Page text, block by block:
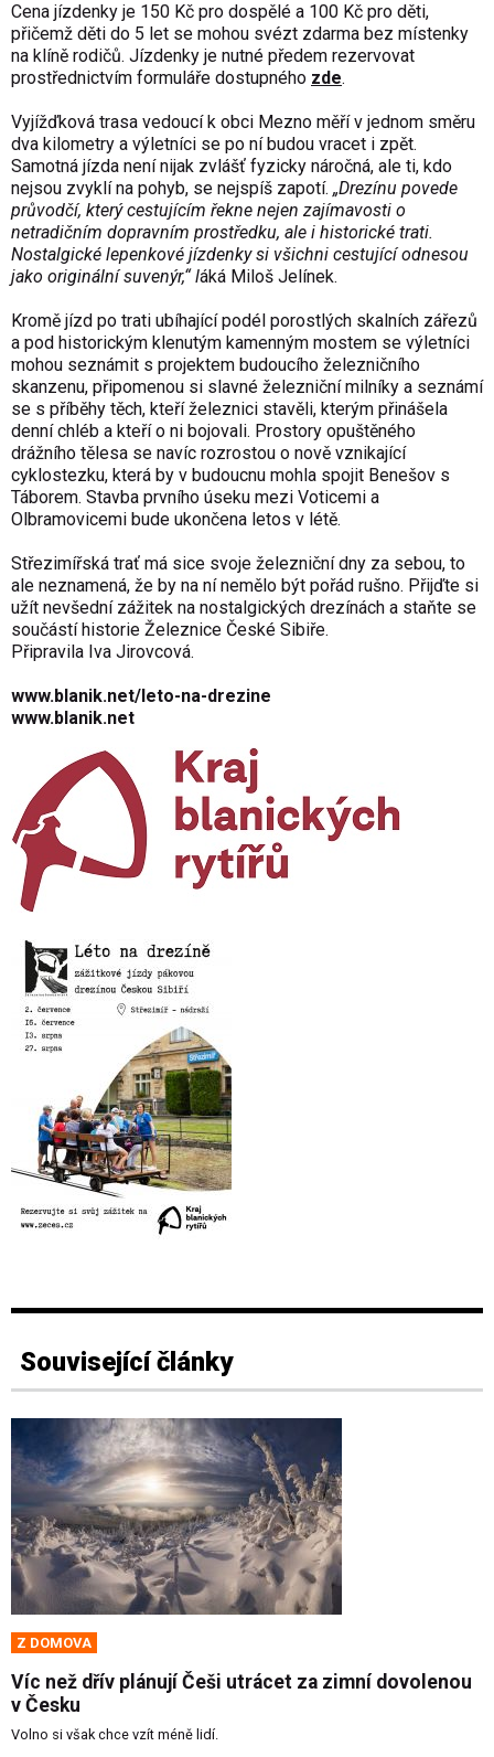
Cena jízdenky je 150 Kč pro dospělé a 100 Kč pro děti,
přičemž děti do 5 let se mohou svézt zdarma bez místenky
na klíně rodičů. Jízdenky je nutné předem rezervovat
prostřednictvím formuláře dostupného zde.
Vyjížďková trasa vedoucí k obci Mezno měří v jednom směru
dva kilometry a výletníci se po ní budou vracet i zpět.
Samotná jízda není nijak zvlášť fyzicky náročná, ale ti, kdo
nejsou zvyklí na pohyb, se nejspíš zapotí. „Drezínu povede
průvodčí, který cestujícím řekne nejen zajímavosti o
netradičním dopravním prostředku, ale i historické trati.
Nostalgické lepenkové jízdenky si všichni cestující odnesou
jako originální suvenýr,“ láká Miloš Jelínek.
Kromě jízd po trati ubíhající podél porostlých skalních zářezů
a pod historickým klenutým kamenným mostem se výletníci
mohou seznámit s projektem budoucího železničního
skanzenu, připomenou si slavné železniční milníky a seznámí
se s příběhy těch, kteří železnici stavěli, kterým přinášela
denní chléb a kteří o ni bojovali. Prostory opuštěného
drážního tělesa se navíc rozrostou o nově vznikající
cyklostezku, která by v budoucnu mohla spojit Benešov s
Táborem. Stavba prvního úseku mezi Voticemi a
Olbramovicemi bude ukončena letos v létě.
Střezimířská trať má sice svoje železniční dny za sebou, to
ale neznamená, že by na ní nemělo být pořád rušno. Přijďte si
užít nevšední zážitek na nostalgických drezínách a staňte se
součástí historie Železnice České Sibiře.
Připravila Iva Jirovcová.
www.blanik.net/leto-na-drezine
www.blanik.net
Související články
Z DOMOVA
Víc než dřív plánují Češi utrácet za zimní dovolenou
v Česku
Volno si však chce vzít méně lidí.